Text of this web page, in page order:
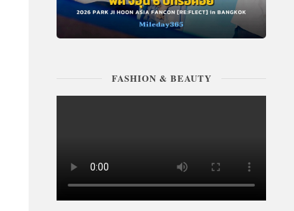
FASHION & BEAUTY